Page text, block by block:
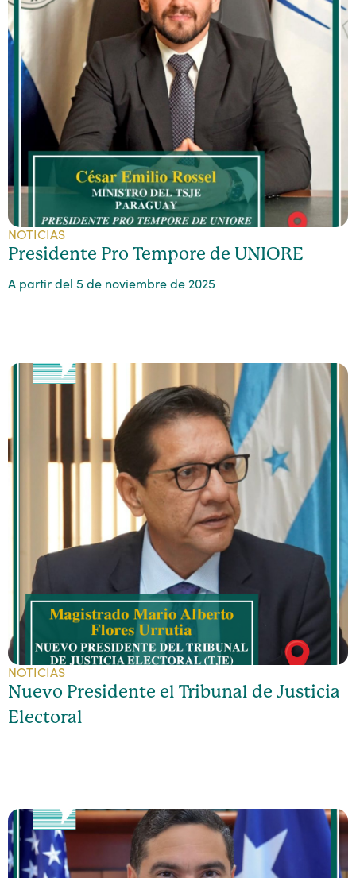
NOTICIAS
Presidente Pro Tempore de UNIORE
A partir del 5 de noviembre de 2025
NOTICIAS
Nuevo Presidente el Tribunal de Justicia
Electoral